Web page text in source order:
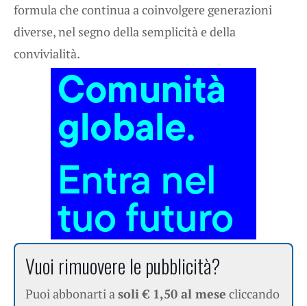
formula che continua a coinvolgere generazioni
diverse, nel segno della semplicità e della
convivialità.
Vuoi rimuovere le pubblicità?
Puoi abbonarti asoli € 1,50 al mese cliccando